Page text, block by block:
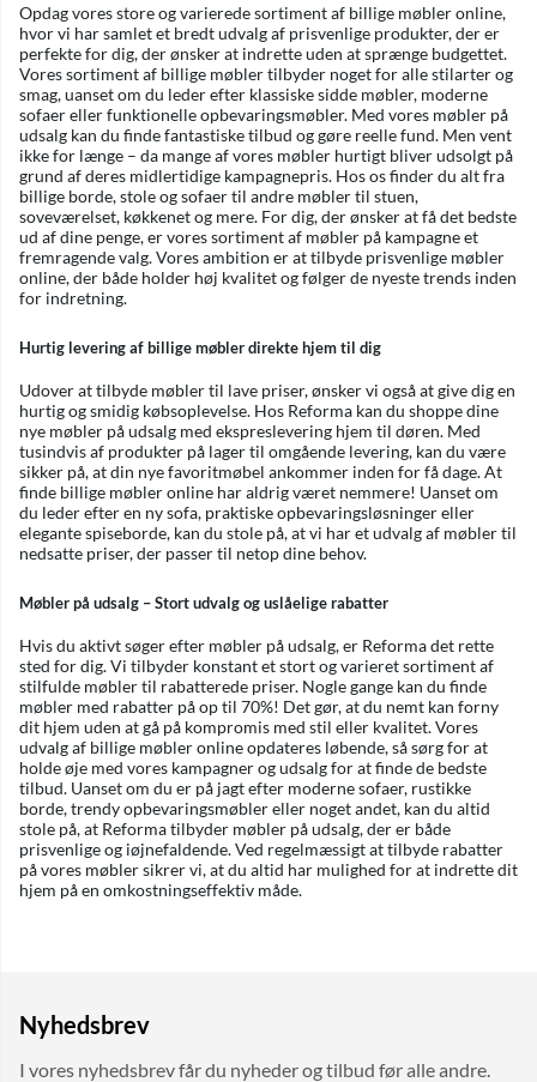
Opdag vores store og varierede sortiment af billige møbler online,
hvor vi har samlet et bredt udvalg af prisvenlige produkter, der er
perfekte for dig, der ønsker at indrette uden at sprænge budgettet.
Vores sortiment af billige møbler tilbyder noget for alle stilarter og
smag, uanset om du leder efter klassiske sidde møbler, moderne
sofaer eller funktionelle opbevaringsmøbler. Med vores møbler på
udsalg kan du finde fantastiske tilbud og gøre reelle fund. Men vent
ikke for længe – da mange af vores møbler hurtigt bliver udsolgt på
grund af deres midlertidige kampagnepris. Hos os finder du alt fra
billige borde, stole og sofaer til andre møbler til stuen,
soveværelset, køkkenet og mere. For dig, der ønsker at få det bedste
ud af dine penge, er vores sortiment af møbler på kampagne et
fremragende valg. Vores ambition er at tilbyde prisvenlige møbler
online, der både holder høj kvalitet og følger de nyeste trends inden
for indretning.
Hurtig levering af billige møbler direkte hjem til dig
Udover at tilbyde møbler til lave priser, ønsker vi også at give dig en
hurtig og smidig købsoplevelse. Hos Reforma kan du shoppe dine
nye møbler på udsalg med ekspreslevering hjem til døren. Med
tusindvis af produkter på lager til omgående levering, kan du være
sikker på, at din nye favoritmøbel ankommer inden for få dage. At
finde billige møbler online har aldrig været nemmere! Uanset om
du leder efter en ny sofa, praktiske opbevaringsløsninger eller
elegante spiseborde, kan du stole på, at vi har et udvalg af møbler til
nedsatte priser, der passer til netop dine behov.
Møbler på udsalg – Stort udvalg og uslåelige rabatter
Hvis du aktivt søger efter møbler på udsalg, er Reforma det rette
sted for dig. Vi tilbyder konstant et stort og varieret sortiment af
stilfulde møbler til rabatterede priser. Nogle gange kan du finde
møbler med rabatter på op til 70%! Det gør, at du nemt kan forny
dit hjem uden at gå på kompromis med stil eller kvalitet. Vores
udvalg af billige møbler online opdateres løbende, så sørg for at
holde øje med vores kampagner og udsalg for at finde de bedste
tilbud. Uanset om du er på jagt efter moderne sofaer, rustikke
borde, trendy opbevaringsmøbler eller noget andet, kan du altid
stole på, at Reforma tilbyder møbler på udsalg, der er både
prisvenlige og iøjnefaldende. Ved regelmæssigt at tilbyde rabatter
på vores møbler sikrer vi, at du altid har mulighed for at indrette dit
hjem på en omkostningseffektiv måde.
Nyhedsbrev
I vores nyhedsbrev får du nyheder og tilbud før alle andre.